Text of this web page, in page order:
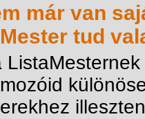
már van
tud